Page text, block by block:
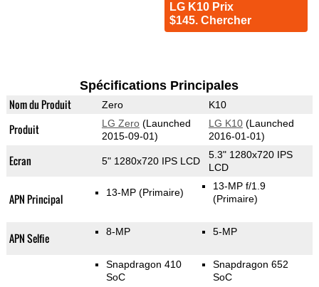
LG K10 Prix
$145. Chercher
Spécifications Principales
Nom du Produit Zero K10
Produit LG Zero(Launched
2015-09-01)
LG K10(Launched
2016-01-01)
Ecran 5" 1280x720 IPS LCD
5.3" 1280x720 IPS
LCD
APN Principal 13-MP (Primaire)
13-MP f/1.9
(Primaire)
APN Selfie 8-MP 5-MP
Snapdragon 410
SoC
Snapdragon 652
SoC